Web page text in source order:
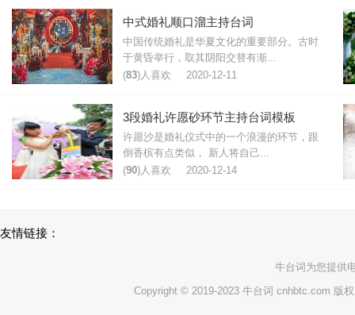
中式婚礼顺口溜主持台词
中国传统婚礼是华夏文化的重要部分。古时
于黄昏举行，取其阴阳交替有渐...
(83)人喜欢 2020-12-11
3段婚礼许愿砂环节主持台词模板
许愿沙是婚礼仪式中的一个浪漫的环节，跟
倒香槟有点类似， 新人将自己...
(90)人喜欢 2020-12-14
友情链接：
牛台词 为您提供
Copyright © 2019-2023 牛台词 cnhbtc.com 版